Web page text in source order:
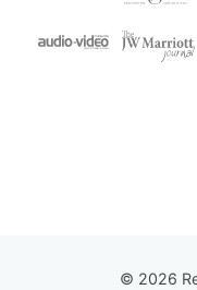
© 2026